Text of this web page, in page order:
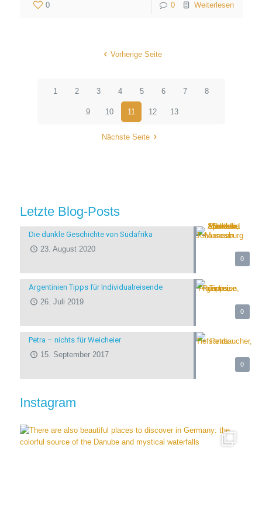
0 0 Weiterlesen
Vorherige Seite
1 2 3 4 5 6 7 8
9 10 11 12 13
Nächste Seite
Letzte Blog-Posts
0
Die dunkle Geschichte von Südafrika
23. August 2020
0
Argentinien Tipps für Individualreisende
26. Juli 2019
0
Petra – nichts für Weicheier
15. September 2017
Instagram